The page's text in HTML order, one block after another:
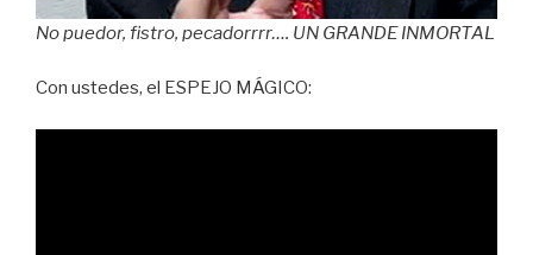
No puedor, fistro, pecadorrrr…. UN GRANDE INMORTAL
Con ustedes, el ESPEJO MÁGICO: